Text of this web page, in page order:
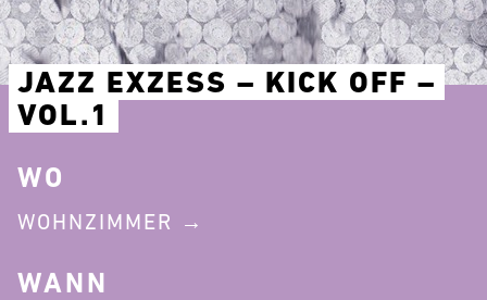
JAZZ EXZESS – KICK OFF –
VOL.1
WO
WOHNZIMMER
WANN